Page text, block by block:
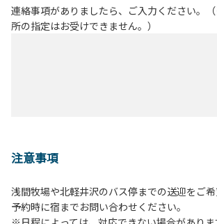
連絡事項がありましたら、ご入力ください。
所の指定はお受けできません。）
注意事項
浅間牧場や北軽井沢のバス停までの送迎をご
予約時に宿までお問い合わせください。